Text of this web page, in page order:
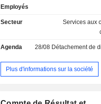
production d'environ 35 963 MW,
149 670 km de lignes électriques
détention d'une capacité de
électriques et d'environ 400 sous-
autres (1,4%).
Employés
Secteur
Services aux
Agenda 28/08 Détachement de dividende
Plus d'informations sur la société